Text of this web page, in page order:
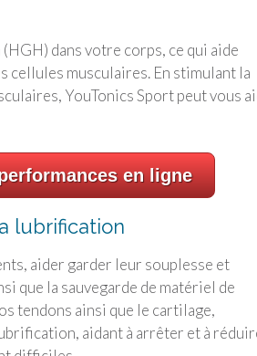
dans votre corps, ce qui aide
musculaires. En stimulant la
YouTonics Sport peut vous
en ligne
lubrification
aider garder leur souplesse et
que la sauvegarde de matériel de
tendons ainsi que le cartilage,
aidant à arrêter et à